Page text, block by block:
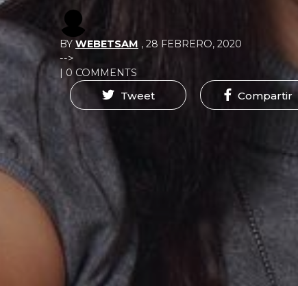
BY WEBETSAM , 28 FEBRERO, 2020
-->
| 0 COMMENTS
Tweet Compartir